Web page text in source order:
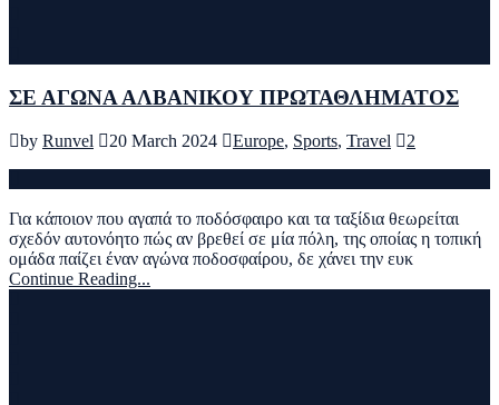
ΣΕ ΑΓΩΝΑ ΑΛΒΑΝΙΚΟΥ ΠΡΩΤΑΘΛΗΜΑΤΟΣ
by Runvel 20 March 2024 Europe, Sports, Travel 2
Για κάποιον που αγαπά το ποδόσφαιρο και τα ταξίδια θεωρείται
σχεδόν αυτονόητο πώς αν βρεθεί σε μία πόλη, της οποίας η τοπική
ομάδα παίζει έναν αγώνα ποδοσφαίρου, δε χάνει την ευκ
Continue Reading...